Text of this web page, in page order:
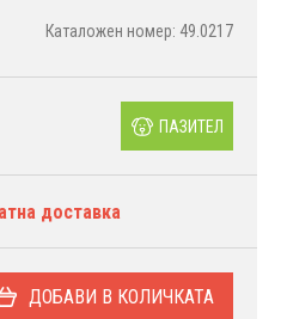
Каталожен номер: 49.0217
ПАЗИТЕЛ
доставка
ДОБАВИ В КОЛИЧКАТА